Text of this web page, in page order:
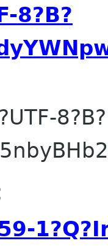
8?B?
8?B?